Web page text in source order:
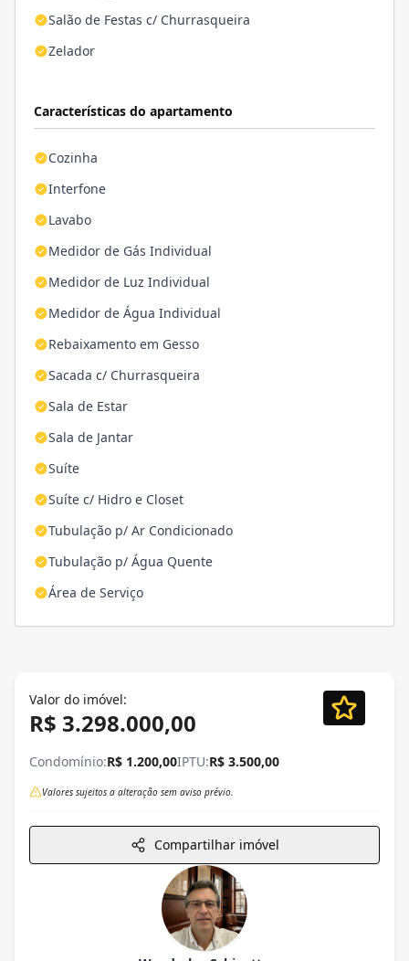
Salão de Festas c/ Churrasqueira
Zelador
Características do apartamento
Cozinha
Interfone
Lavabo
Medidor de Gás Individual
Medidor de Luz Individual
Medidor de Água Individual
Rebaixamento em Gesso
Sacada c/ Churrasqueira
Sala de Estar
Sala de Jantar
Suíte
Suíte c/ Hidro e Closet
Tubulação p/ Ar Condicionado
Tubulação p/ Água Quente
Área de Serviço
Valor do imóvel:
R$ 3.298.000,00
Condomínio:R$ 1.200,00IPTU:R$ 3.500,00
Valores sujeitos a alteração sem aviso prévio.
Compartilhar imóvel